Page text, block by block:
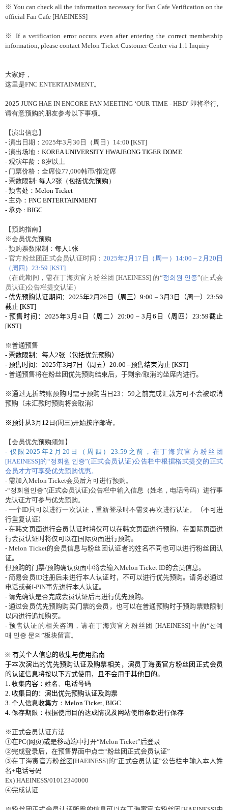
※ You can check all the information necessary for Fan Cafe Verification on the
official Fan Cafe [HAEINESS]
※
If a verification error occurs even after entering the correct membership
information, please contact Melon Ticket Customer Center via 1:1 Inquiry
大家好，
这里是FNC ENTERTAINMENT。
2025 JUNG HAE IN ENCORE FAN MEETING ‘OUR TIME - HBD’ 即将举行,
请有意预购的朋友参考以下事项。
【演出信息】
- 演出日期： 2025年3 月 30 日（周日） 14:00 [KST]
- 演出场地： KOREA UNIVERSITY HWAJEONG TIGER DOME
- 观演年龄 ： 8岁 以上
- 门票价格：全席位77,000韩币/指定席
- 票数限制 : 每人2张 （包括优先预购）
- 预售处 ： Melon Ticket
- 主办： FNC ENTERTAINMENT
- 承办 : BIGC
【预购指南】
※会员优先预购
- 预购票数限制： 每人 1张
-官方粉丝团正式会员认证时间 ： 2025年2 月 17 日（周一） 14:00–2 月 20 日
（周四） 23:59 [KST]
（在此期 间 ，需在丁海寅官方粉丝团 [HAEINESS] 的“정회원 인증”(正式会
员认证)公告栏提交认证）
-优先预购认证期间 ： 2025年2月26 日（周三）9:00 –3月 3 日（周一）23:59
截止 [KST]
- 预售 时间 ： 2025年3 月 4 日（周二） 20:00 – 3 月 6 日（周四） 23:59截止
[KST]
※普通预售
- 票数限制：每人2张 （包括优先预购）
- 预售时间 ： 2025年3月 7 日（周五） 20:00 –预售结束为 止 [KST]
- 普通预售将在粉丝团优先预购结束后，于剩余/取消的坐席内进行。
※通过无折转账预购时需于预购当 日23 ： 59之前完成汇款方可不会被取消
预购 （未汇款时预购将会取消）
※预计从3 月 12 日 (周三)开始按序邮寄。
【会员优先预购须知】
- 仅 限2025 年2 月 20 日（周四） 23:59 之前， 在丁海寅官方粉丝团
[HAEINESS]的“정회원 인증”(正式会员认证)公告栏中根据格式提交的正式
会员才方可享受优先预购优惠。
- 需加入Melon Ticket会员后方可进行预购。
-“정회원인증”(正式会员认证)公告栏中输入信息（姓名， 电话号码）进行事
先认证方可参与优先预购。
-一个ID只可以进行一次认证 ，重新登录时不需要再次进行认证。 （不可进
行重复认证）
-在韩文页面进行会员认证时将仅可以在韩文页面进行预购 ，在国际页面进
行会员认证时将仅可以在国际页面进行预购。
- Melon Ticket的会员信息与粉丝团认证者的姓名不同也可以进行粉丝团认
证。
但预购的门票/预购确认页面中将会输入Melon Ticket ID的会员信息。
-简易会员ID注册后未进行本人认证时，不可以进行优先预购。请务必通过
电话或者I-PIN事先进行本人认证。
- 请先确认是否完成会员认证后再进行优先预购。
-通过会员优先预购购买门票的会员 ，也可以在普通预购时于预购票数限制
以内进行追加购买。
-预售认证 的相 关 咨询 ，请在丁海寅官方粉丝团 [HAEINESS] 中的“선예
매 인증 문의”板块留言。
※ 有关个人信息的收集与使用指南
于本次演出的优先预购认证及购票相关 ，演员丁海寅官方粉丝团正式会员
的认证信息将按以下方式使用，且不会用于其他目的。
1. 收集内容 ：姓名、电话号码
2. 收集目的：演出优先预购认证及购票
3. 个人信息收集方： Melon Ticket, BIGC
4. 保存期限：根据使用目的达成情况及网站使用条款进行保存
※正式会员认证方法
①在PC(网页)或是移动端中打开“Melon Ticket”后登录
②完成登录后，在预售界面中点击“粉丝团 正式会员认证”
③在丁海寅官方粉丝团 [HAEINESS]的“正式会员认证”公告栏中输入本人姓
名+电话号码
Ex) HAEINESS/01012340000
④完成认证